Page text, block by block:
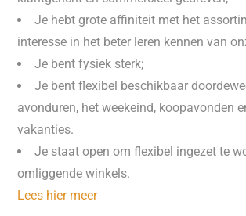
Je hebt grote affiniteit met het
interesse in het beter leren kennen van
Je bent fysiek sterk;
Je bent flexibel beschikbaar
avonduren, het weekeind, koopavonden
vakanties.
Je staat open om flexibel ingezet te
omliggende winkels.
Lees hier meer